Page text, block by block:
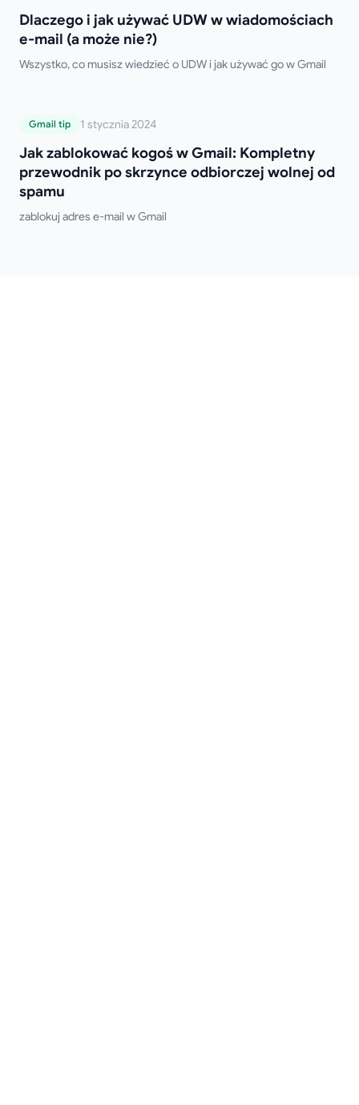
Dlaczego i jak używać UDW w wiadomościach
e-mail (a może nie?)
Wszystko, co musisz wiedzieć o UDW i jak używać go w Gmail
Jak zablokować kogoś w Gmail:
odbiorczej wolnej od spamu
Gmail tip 1 stycznia 2024
Jak zablokować kogoś w Gmail: Kompletny
przewodnik po skrzynce odbiorczej wolnej od
spamu
zablokuj adres e-mail w Gmail